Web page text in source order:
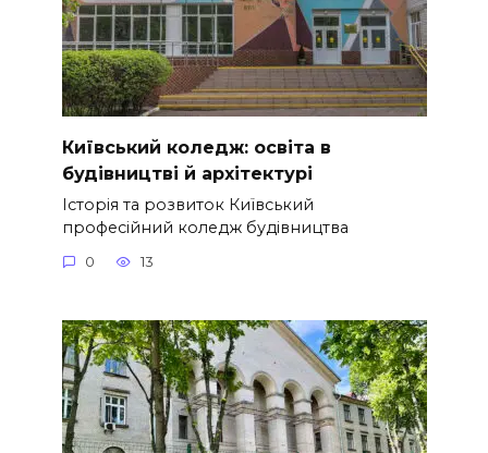
Київський коледж: освіта в
будівництві й архітектурі
Історія та розвиток Київський
професійний коледж будівництва
0 13